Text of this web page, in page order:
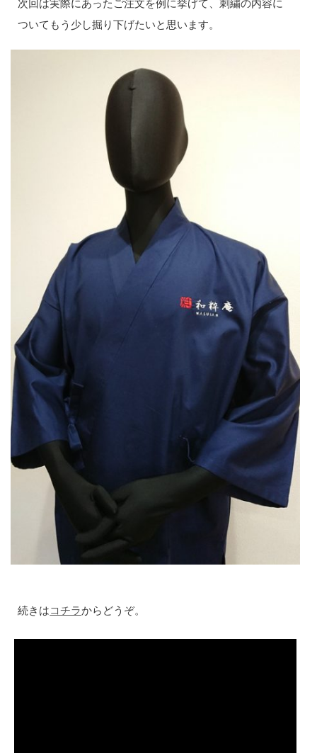
次回は実際にあったご注文を例に挙げて、刺繍の内容に
ついてもう少し掘り下げたいと思います。
続きはコチラからどうぞ。